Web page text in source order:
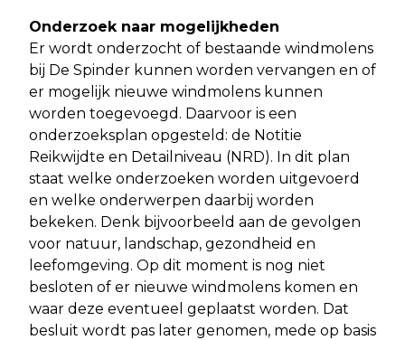
Onderzoek naar mogelijkheden
Er wordt onderzocht of bestaande windmolens
bij De Spinder kunnen worden vervangen en of
er mogelijk nieuwe windmolens kunnen
worden toegevoegd. Daarvoor is een
onderzoeksplan opgesteld: de Notitie
Reikwijdte en Detailniveau (NRD). In dit plan
staat welke onderzoeken worden uitgevoerd
en welke onderwerpen daarbij worden
bekeken. Denk bijvoorbeeld aan de gevolgen
voor natuur, landschap, gezondheid en
leefomgeving. Op dit moment is nog niet
besloten of er nieuwe windmolens komen en
waar deze eventueel geplaatst worden. Dat
besluit wordt pas later genomen, mede op basis